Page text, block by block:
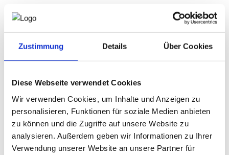
Zustimmung Details Über Cookies
Diese Webseite verwendet Cookies
Wir verwenden Cookies, um Inhalte und Anzeigen zu
personalisieren, Funktionen für soziale Medien anbieten
zu können und die Zugriffe auf unsere Website zu
analysieren. Außerdem geben wir Informationen zu Ihrer
Verwendung unserer Website an unsere Partner für
Danke dem Gastgeber Thermo Fisher Scientific für die
spannenden Eindrücke und den Organisatoren
(netforfuture, WKOÖ und TB-Heindl) für einen Abend der in
Dieser 1.IH-Stammtisch im OÖ-Zentralraum folgte auf 4
Mostviertler IH-Stammtische der letzten Jahre.